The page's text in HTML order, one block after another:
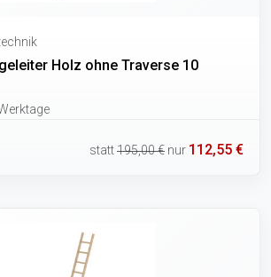
Holz ohne Traverse 10
statt195,00 € nur 112,55 €